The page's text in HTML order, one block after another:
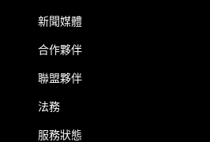
新聞媒體
合作夥伴
聯盟夥伴
法務
服務狀態